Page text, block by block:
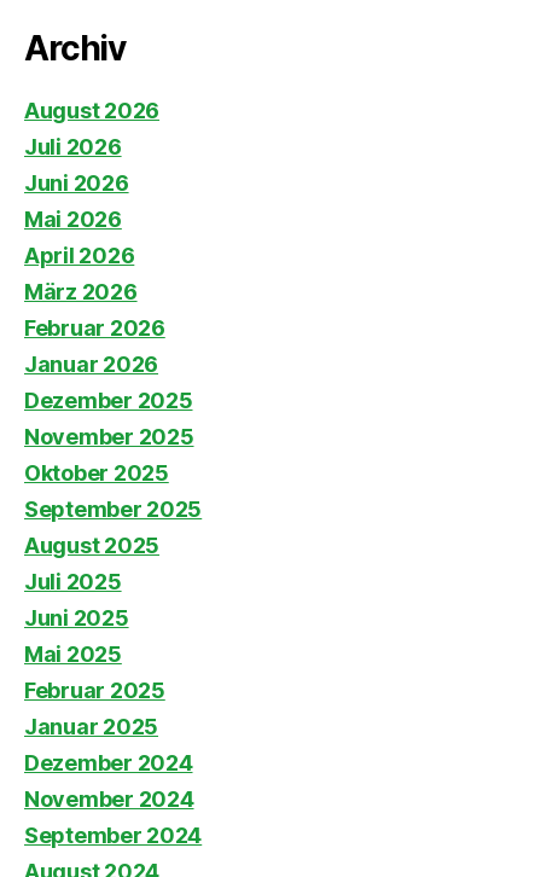
Archiv
August 2026
Juli 2026
Juni 2026
Mai 2026
April 2026
März 2026
Februar 2026
Januar 2026
Dezember 2025
November 2025
Oktober 2025
September 2025
August 2025
Juli 2025
Juni 2025
Mai 2025
Februar 2025
Januar 2025
Dezember 2024
November 2024
September 2024
August 2024